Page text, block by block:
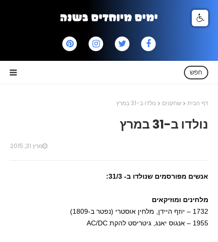
חפש
דף הבית שחקנים נולדו ב-31 במרץ
נולדו ב-31 במרץ
מרץ 31, 2015
אנשים מפורסמים שנולדו ב- 31/3:
מלחינים ומוזיקאים
1732 – יוזף היידן, מלחין אוסטרי (נפטר ב-1809)
1955 – אנגוס יאנג, גיטריסט להקת AC/DC